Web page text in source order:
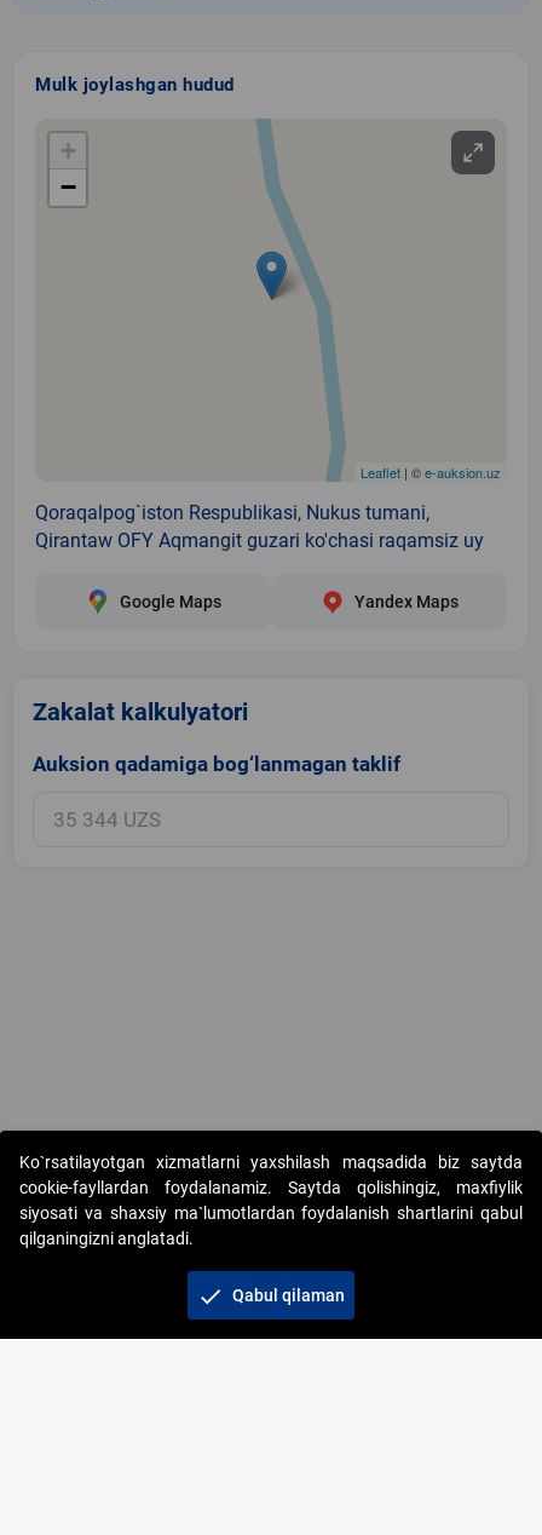
Mulk joylashgan hudud
+
−
Leaflet | ©e-auksion.uz
Qoraqalpog`iston Respublikasi, Nukus tumani,
Qirantaw OFY Aqmangit guzari ko'chasi raqamsiz uy
Google Maps Yandex Maps
Zakalat kalkulyatori
Auksion qadamiga bog‘lanmagan taklif
Copyright © 2017-2026. "Elektron onlayn-auksionlarni tashkil etish"
AJ. Barcha huquqlar himoyalangan
+998 71 202-21-11
Ko`rsatilayotgan xizmatlarni yaxshilash maqsadida biz saytda
cookie-fayllardan foydalanamiz. Saytda qolishingiz, maxfiylik
siyosati va shaxsiy ma`lumotlardan foydalanish shartlarini qabul
qilganingizni anglatadi.
check Qabul qilaman